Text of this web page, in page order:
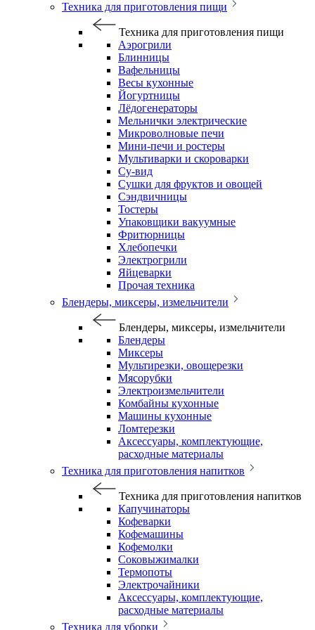
Техника для приготовления пищи
Техника для приготовления пищи
Аэрогрили
Блинницы
Вафельницы
Весы кухонные
Йогуртницы
Лёдогенераторы
Мельнички электрические
Микроволновые печи
Мини-печи и ростеры
Мультиварки и скороварки
Су-вид
Сушки для фруктов и овощей
Сэндвичницы
Тостеры
Упаковщики вакуумные
Фритюрницы
Хлебопечки
Электрогрили
Яйцеварки
Прочая техника
Блендеры, миксеры, измельчители
Блендеры, миксеры, измельчители
Блендеры
Миксеры
Мультирезки, овощерезки
Мясорубки
Электроизмельчители
Комбайны кухонные
Машины кухонные
Ломтерезки
Аксессуары, комплектующие,
расходные материалы
Техника для приготовления напитков
Техника для приготовления напитков
Капучинаторы
Кофеварки
Кофемашины
Кофемолки
Соковыжималки
Термопоты
Электрочайники
Аксессуары, комплектующие,
расходные материалы
Техника для уборки